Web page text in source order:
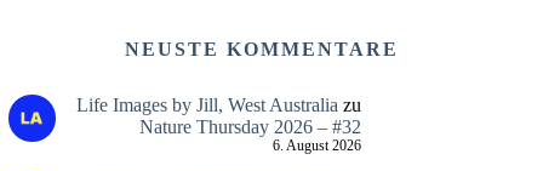
NEUSTE KOMMENTARE
Life Images by Jill, West Australia zu
Nature Thursday 2026 – #32
6. August 2026